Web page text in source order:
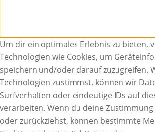
Um dir ein optimales Erlebnis zu bieten,
Technologien wie Cookies, um
speichern und/oder darauf zuzugreifen.
Technologien zustimmst, können wir
Surfverhalten oder eindeutige IDs auf
verarbeiten. Wenn du deine
oder zurückziehst, können bestimmte